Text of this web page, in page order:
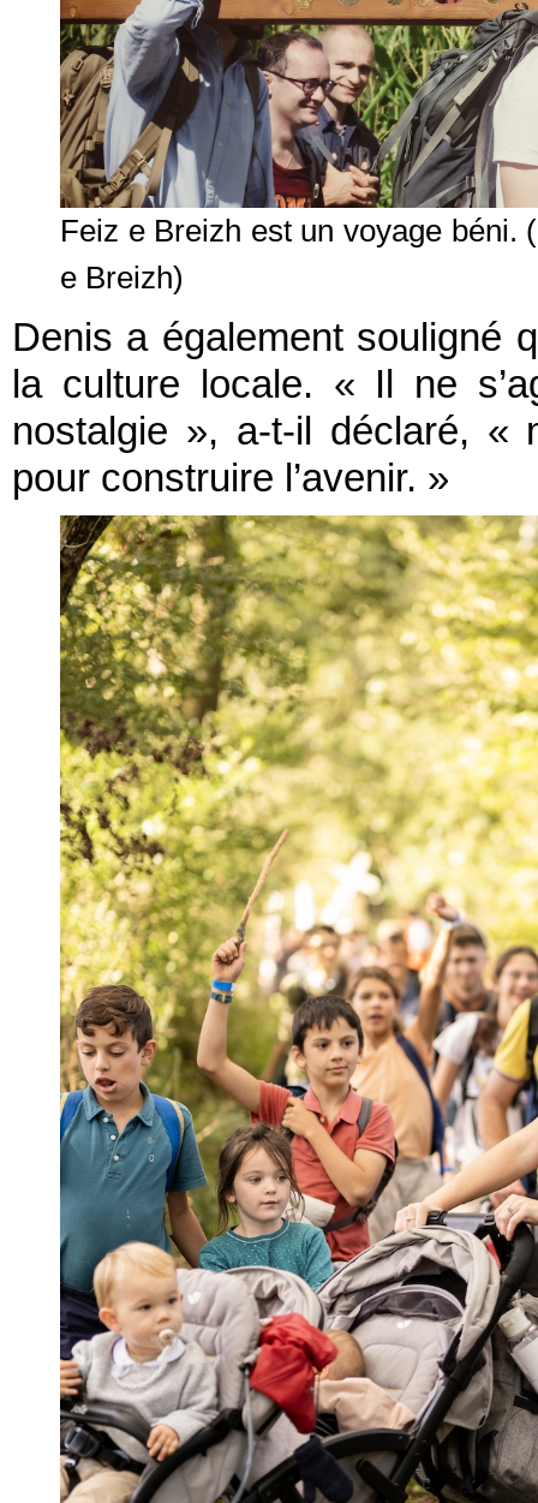
Feiz e Breizh est un voyage béni.
e Breizh)
Denis a également souligné
la culture locale. « Il ne
nostalgie », a-t-il déclaré, «
pour construire l’avenir. »